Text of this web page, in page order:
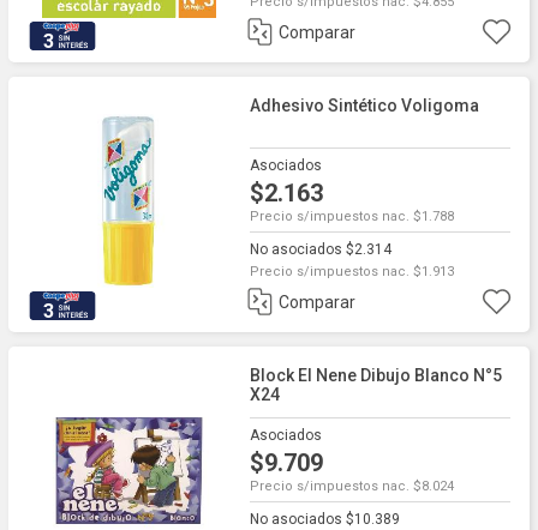
3 Comparar
3
Adhesivo Sintético Voligoma
Asociados
$2.163
Precio s/impuestos nac. $1.788
No asociados $2.314
Precio s/impuestos nac. $1.913
Comparar
Block El Nene Dibujo Blanco N°5
X24
Asociados
$9.709
Precio s/impuestos nac. $8.024
No asociados $10.389